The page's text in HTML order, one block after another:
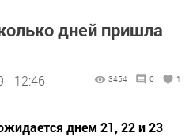
дней пришла
- 12:46 3454 0 1
днем 21, 22 и 23